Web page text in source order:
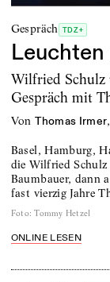
Gespräch TDZ+
Wilfried Schulz
Gespräch mit
von Thomas Irmer
Basel, Hamburg,
die Wilfried
Baumbauer, dann
fast vierzig Jahre
Foto: Tommy Hetzel
ONLINE LESEN